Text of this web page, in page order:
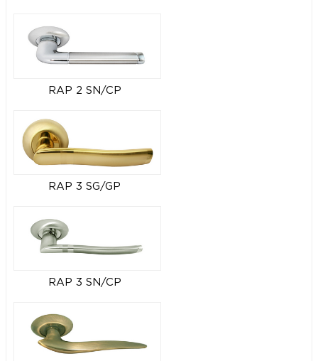
RAP 2 SN/CP
RAP 3 SG/GP
RAP 3 SN/CP